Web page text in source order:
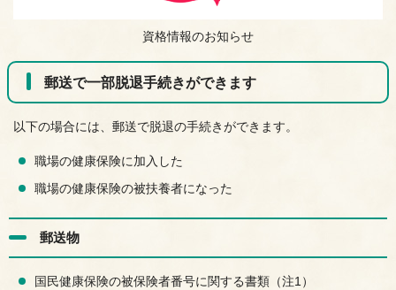
資格情報のお知らせ
郵送で一部脱退手続きができます
以下の場合には、郵送で脱退の手続きができます。
職場の健康保険に加入した
職場の健康保険の被扶養者になった
郵送物
国民健康保険の被保険者番号に関する書類（注1）